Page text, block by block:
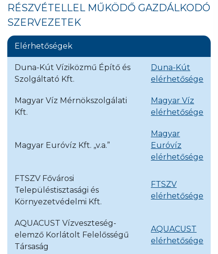
RÉSZVÉTELLEL MŰKÖDŐ GAZDÁLKODÓ
SZERVEZETEK
Elérhetőségek
Duna-Kút Víziközmű Építő és
Szolgáltató Kft.
Duna-Kút
elérhetősége
Magyar Víz Mérnökszolgálati
Kft.
Magyar Víz
elérhetősége
Magyar Euróvíz Kft. „v.a.”
Magyar
Euróvíz
elérhetősége
FTSZV Fővárosi
Településtisztasági és
Környezetvédelmi Kft.
FTSZV
elérhetősége
AQUACUST Vízveszteség-
elemző Korlátolt Felelősségű
Társaság
AQUACUST
elérhetősége